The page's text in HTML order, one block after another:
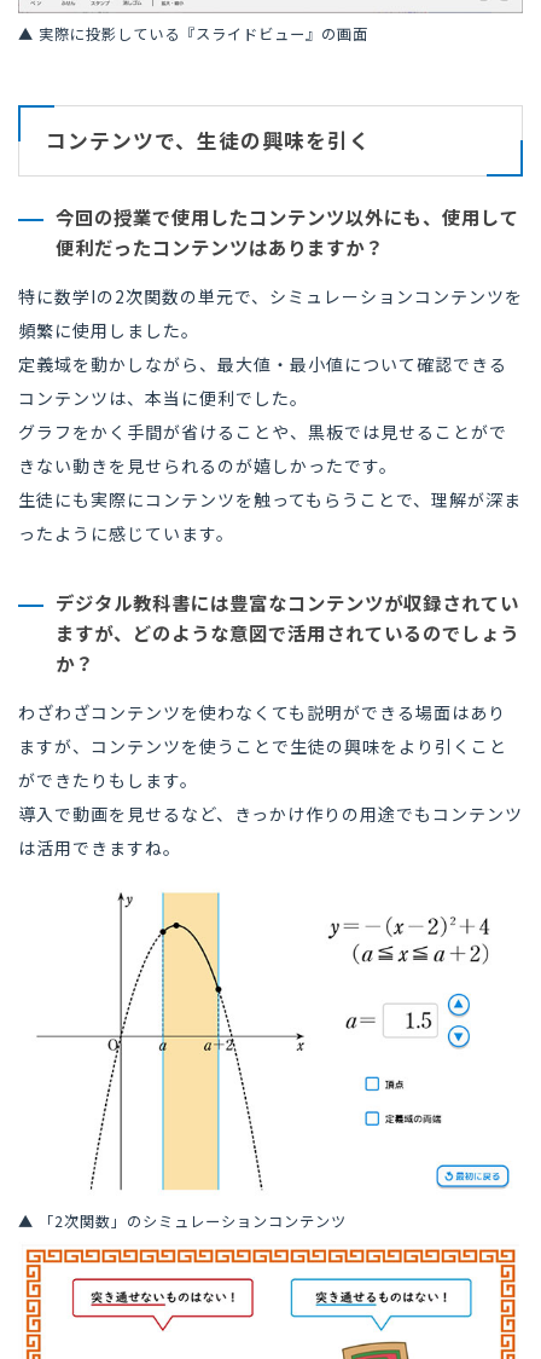
▲ 実際に投影している『スライドビュー』の画面
コンテンツで、生徒の興味を引く
今回の授業で使用したコンテンツ以外にも、使用して
便利だったコンテンツはありますか？
特に数学Iの2次関数の単元で、シミュレーションコンテンツを
頻繁に使用しました。
定義域を動かしながら、最大値・最小値について確認できる
コンテンツは、本当に便利でした。
グラフをかく手間が省けることや、黒板では見せることがで
きない動きを見せられるのが嬉しかったです。
生徒にも実際にコンテンツを触ってもらうことで、理解が深ま
ったように感じています。
デジタル教科書には豊富なコンテンツが収録されてい
ますが、どのような意図で活用されているのでしょう
か？
わざわざコンテンツを使わなくても説明ができる場面はあり
ますが、コンテンツを使うことで生徒の興味をより引くこと
ができたりもします。
導入で動画を見せるなど、きっかけ作りの用途でもコンテンツ
は活用できますね。
▲ 「2次関数」のシミュレーションコンテンツ